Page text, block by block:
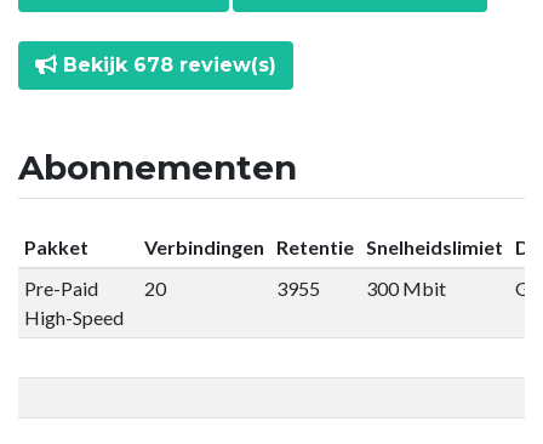
Bekijk 678 review(s)
Abonnementen
Pakket Verbindingen Retentie Snelheidslimiet
Pre-Paid
High-Speed
20 3955 300 Mbit